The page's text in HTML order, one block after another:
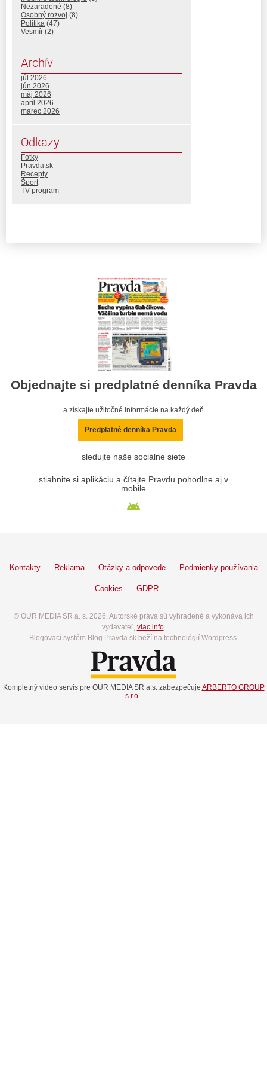
Nezaradené (8)
Osobný rozvoj (8)
Politika (47)
Vesmír (2)
Archív
júl 2026
jún 2026
máj 2026
apríl 2026
marec 2026
Odkazy
Fotky
Pravda.sk
Recepty
Šport
TV program
Objednajte si predplatné denníka Pravda
a získajte užitočné informácie na každý deň
Predplatné denníka Pravda
sledujte naše sociálne siete
stiahnite si aplikáciu a čítajte Pravdu pohodlne aj v
mobile
Kontakty Reklama Otázky a odpovede Podmienky používania
Cookies GDPR
© OUR MEDIA SR a. s. 2026. Autorské práva sú vyhradené a vykonáva ich
vydavateľ, viac info.
Blogovací systém Blog.Pravda.sk beží na technológií Wordpress.
Kompletný video servis pre OUR MEDIA SR a.s. zabezpečuje ARBERTO GROUP
s.r.o..